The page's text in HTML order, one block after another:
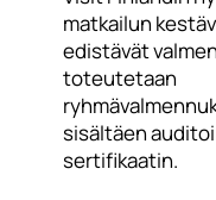
matkailun
edistävät
toteutetaan
sisältäen
sertifikaatin.